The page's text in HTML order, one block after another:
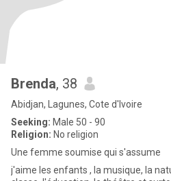
Brenda, 38
Abidjan, Lagunes, Cote d'Ivoire
Seeking: Male 50 - 90
Religion: No religion
Une femme soumise qui s'assume
j'aime les enfants , la musique, la